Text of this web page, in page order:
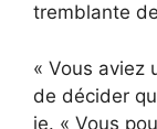
tremblante
« Vous aviez
de décider
je. « Vous